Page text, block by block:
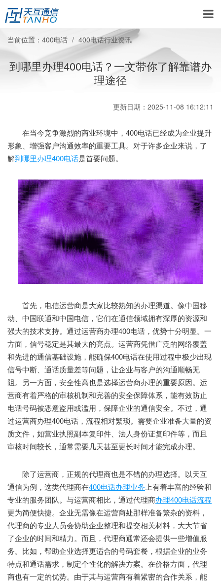
当前位置： 400电话 400电话行业资讯
到哪里办理400电话？一文带你了解靠谱办
理途径
更新日期：2025-11-08 16:12:11
在当今竞争激烈的商业环境中，400电话已经成为企业提升
形象、增强客户沟通效率的重要工具。对于许多企业来说，了
解到哪里办理400电话是首要问题。
首先，电信运营商是大家比较熟知的办理渠道。像中国移
动、中国联通和中国电信，它们在通信领域拥有深厚的资源和
强大的技术支持。通过运营商办理400电话，优势十分明显。一
方面，信号稳定是其最大的亮点。运营商凭借广泛的网络覆盖
和先进的通信基础设施，能确保400电话在使用过程中极少出现
信号中断、通话质量差等问题，让企业与客户的沟通顺畅无
阻。另一方面，安全性高也是选择运营商办理的重要原因。运
营商有着严格的审核机制和完善的安全保障体系，能有效防止
电话号码被恶意盗用或滥用，保障企业的通信安全。不过，通
过运营商办理400电话，流程相对繁琐。需要企业准备大量的资
质文件，如营业执照副本复印件、法人身份证复印件等，而且
审核时间较长，通常需要几天甚至更长时间才能完成办理。
除了运营商，正规的代理商也是不错的办理选择。以天互
通信为例，这类代理商在400电话办理业务 上有着丰富的经验和
专业的服务团队。与运营商相比，通过代理商办理400电话流程
更为简便快捷。企业无需像在运营商处那样准备繁杂的资料，
代理商的专业人员会协助企业整理和提交相关材料，大大节省
了企业的时间和精力。而且，代理商通常还会提供一些增值服
务。比如，帮助企业选择更适合的号码套餐，根据企业的业务
特点和通话需求，制定个性化的解决方案。在价格方面，代理
商也有一定的优势。由于其与运营商有着紧密的合作关系，能